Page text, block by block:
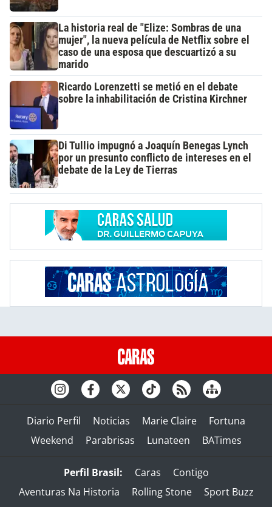
La historia real de "Elize: Sombras de una
mujer", la nueva película de Netflix sobre el
caso de una esposa que descuartizó a su
marido
Ricardo Lorenzetti se metió en el debate
sobre la inhabilitación de Cristina Kirchner
Di Tullio impugnó a Joaquín Benegas Lynch
por un presunto conflicto de intereses en el
debate de la Ley de Tierras
Diario Perfil Noticias Marie Claire
Fortuna
Weekend
Parabrisas Lunateen BATimes
Perfil Brasil: Caras
Contigo
Aventuras Na Historia
Rolling Stone
Sport Buzz